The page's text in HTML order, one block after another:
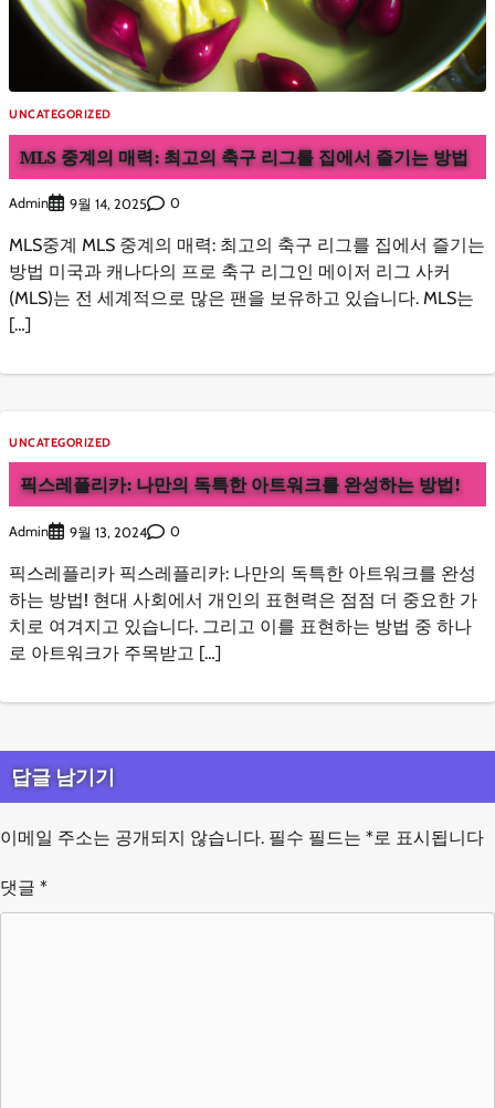
UNCATEGORIZED
MLS 중계의 매력: 최고의 축구 리그를 집에서 즐기는 방법
Admin 9월 14, 2025 0
MLS중계 MLS 중계의 매력: 최고의 축구 리그를 집에서 즐기는
방법 미국과 캐나다의 프로 축구 리그인 메이저 리그 사커
(MLS)는 전 세계적으로 많은 팬을 보유하고 있습니다. MLS는
[…]
UNCATEGORIZED
픽스레플리카: 나만의 독특한 아트워크를 완성하는 방법!
Admin 9월 13, 2024 0
픽스레플리카 픽스레플리카: 나만의 독특한 아트워크를 완성
하는 방법! 현대 사회에서 개인의 표현력은 점점 더 중요한 가
치로 여겨지고 있습니다. 그리고 이를 표현하는 방법 중 하나
로 아트워크가 주목받고 […]
답글 남기기
이메일 주소는 공개되지 않습니다. 필수 필드는 * 로 표시됩니다
댓글 *